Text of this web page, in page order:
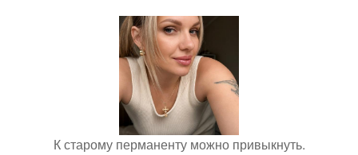
К старому перманенту можно привыкнуть.